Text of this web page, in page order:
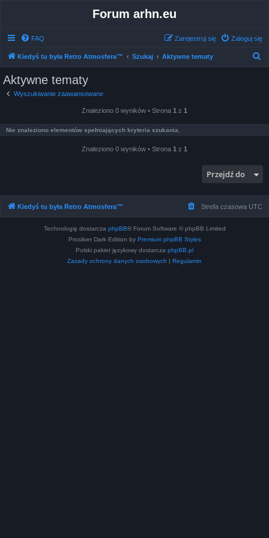
Forum arhn.eu
FAQ Zaloguj się
Zarejestruj się
Kiedyś tu była Retro Atmosfera™ Szukaj Aktywne tematy
Aktywne tematy
Wyszukiwanie zaawansowane
Znaleziono 0 wyników • Strona 1 z 1
Nie znaleziono elementów spełniających kryteria szukania.
Znaleziono 0 wyników • Strona 1 z 1
Przejdź do
Kiedyś tu była Retro Atmosfera™ Strefa czasowa UTC
Technologię dostarcza phpBB® Forum Software © phpBB Limited
Prosilver Dark Edition by Premium phpBB Styles
Polski pakiet językowy dostarcza phpBB.pl
Zasady ochrony danych osobowych | Regulamin